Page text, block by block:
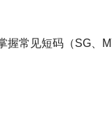
常见短码（SG、